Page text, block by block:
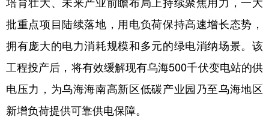
Deutsch Português
批重点项目陆续落地，用电负荷保持高速增长态势，
拥有庞大的电力消耗规模和多元的绿电消纳场景。该
工程投产后，将有效缓解现有乌海500千伏变电站的供
电压力，为乌海海南高新区低碳产业园乃至乌海地区
新增负荷提供可靠供电保障。